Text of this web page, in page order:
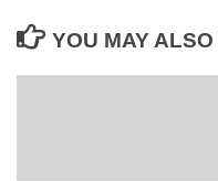
YOU MAY